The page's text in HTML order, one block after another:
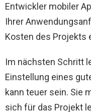
Entwickler mobiler
Ihrer
Kosten des Projekts
Im nächsten Schritt
Einstellung eines
kann teuer sein. Sie
sich für das Projekt